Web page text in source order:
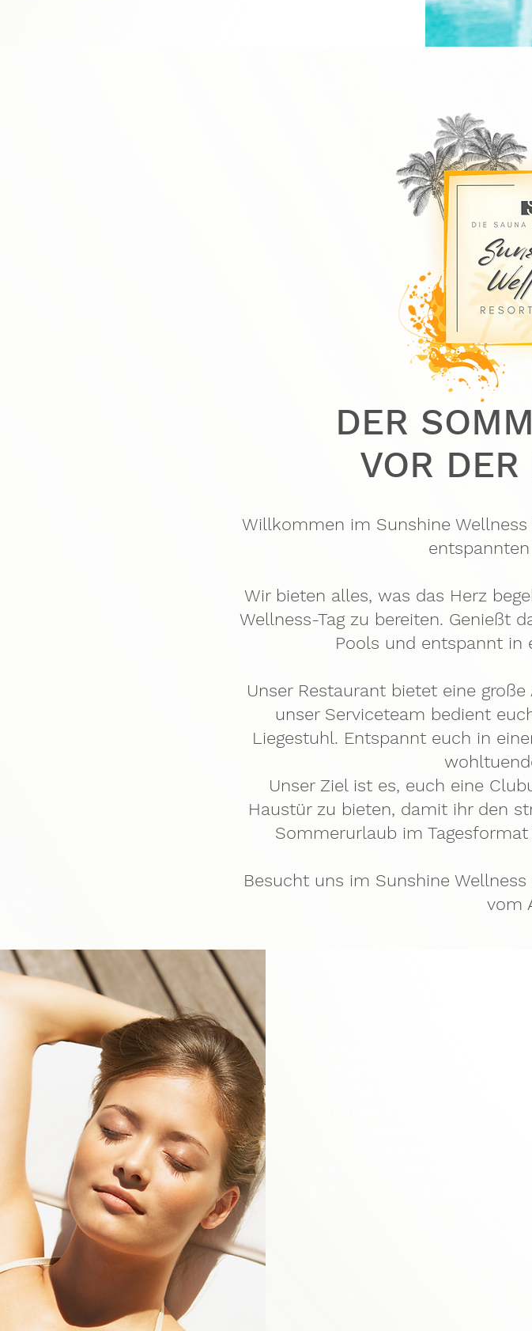
DER
VOR
Willkommen im Sunshine
entspannten
Wir bieten alles, was das Herz
Wellness-Tag zu bereiten. Genießt
Pools und entspannt in
Unser Restaurant bietet eine
unser Serviceteam bedient
Liegestuhl. Entspannt euch in
Unser Ziel ist es, euch eine
Haustür zu bieten, damit ihr den
Sommerurlaub im
Besucht uns im Sunshine
vom